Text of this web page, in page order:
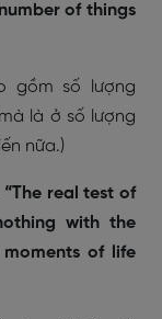
of things
gồm số lượng
là ở số lượng
nữa.)
“The real test of
with the
of life